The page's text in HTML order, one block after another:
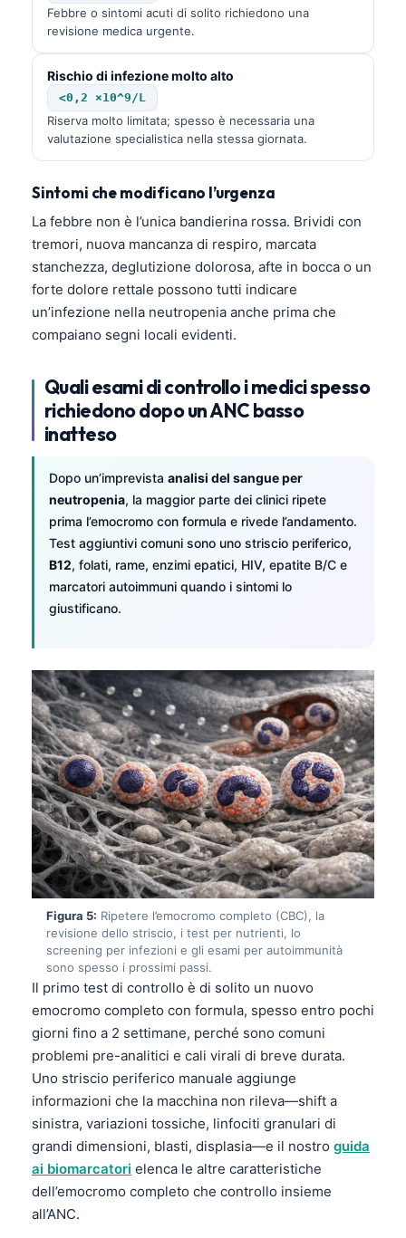
Febbre o sintomi acuti di solito richiedono una
revisione medica urgente.
Rischio di infezione molto alto
<0,2 ×10^9/L
Riserva molto limitata; spesso è necessaria una
valutazione specialistica nella stessa giornata.
Sintomi che modificano l’urgenza
La febbre non è l’unica bandierina rossa. Brividi con
tremori, nuova mancanza di respiro, marcata
stanchezza, deglutizione dolorosa, afte in bocca o un
forte dolore rettale possono tutti indicare
un’infezione nella neutropenia anche prima che
compaiano segni locali evidenti.
Quali esami di controllo i medici spesso
richiedono dopo un ANC basso
inatteso
Dopo un’imprevista analisi del sangue per
neutropenia, la maggior parte dei clinici ripete
prima l’emocromo con formula e rivede l’andamento.
Test aggiuntivi comuni sono uno striscio periferico,
B12, folati, rame, enzimi epatici, HIV, epatite B/C e
marcatori autoimmuni quando i sintomi lo
giustificano.
Figura 5: Ripetere l’emocromo completo (CBC), la
revisione dello striscio, i test per nutrienti, lo
screening per infezioni e gli esami per autoimmunità
sono spesso i prossimi passi.
Il primo test di controllo è di solito un nuovo
emocromo completo con formula, spesso entro pochi
giorni fino a 2 settimane, perché sono comuni
problemi pre-analitici e cali virali di breve durata.
Uno striscio periferico manuale aggiunge
informazioni che la macchina non rileva—shift a
sinistra, variazioni tossiche, linfociti granulari di
grandi dimensioni, blasti, displasia—e il nostro guida
ai biomarcatori elenca le altre caratteristiche
dell’emocromo completo che controllo insieme
all’ANC.Gàidhlig
Occitan
العربية المغربية
Afrikaans
Монгол
ພາສາລາວ
Basa Jawa
Cebuano
ئۇيغۇرچە
Кыргызча
Татар теле
Беларуская мова
Esperanto
Frysk
Ślōnskŏ gŏdka
Norsk bokmål